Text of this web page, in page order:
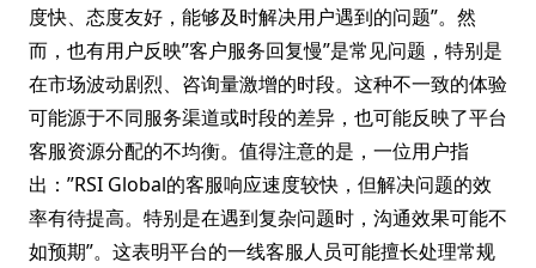
度快、态度友好，能够及时解决用户遇到的问题”。然
而，也有用户反映”客户服务回复慢”是常见问题，特别是
在市场波动剧烈、咨询量激增的时段。这种不一致的体验
可能源于不同服务渠道或时段的差异，也可能反映了平台
客服资源分配的不均衡。值得注意的是，一位用户指
出：”RSI Global的客服响应速度较快，但解决问题的效
率有待提高。特别是在遇到复杂问题时，沟通效果可能不
如预期”。这表明平台的一线客服人员可能擅长处理常规